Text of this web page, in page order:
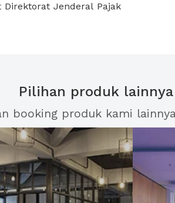
Jenderal Pajak
Pilihan produk lainnya
booking produk kami